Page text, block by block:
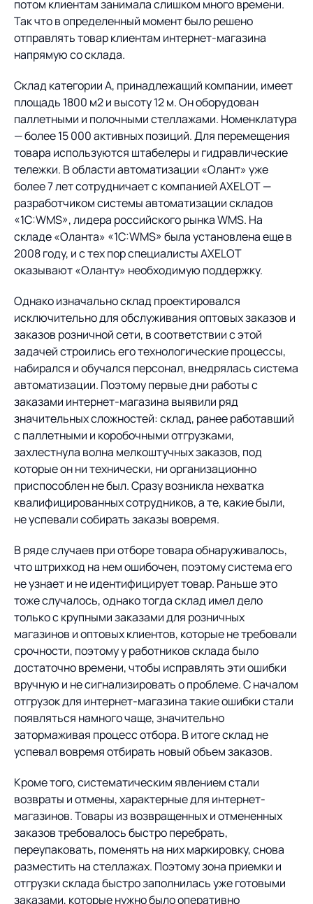
потом клиентам занимала слишком много времени.
Так что в определенный момент было решено
отправлять товар клиентам интернет-магазина
напрямую со склада.
Склад категории А, принадлежащий компании, имеет
площадь 1800 м2 и высоту 12 м. Он оборудован
паллетными и полочными стеллажами. Номенклатура
— более 15 000 активных позиций. Для перемещения
товара используются штабелеры и гидравлические
тележки. В области автоматизации «Олант» уже
более 7 лет сотрудничает с компанией AXELOT —
разработчиком системы автоматизации складов
«1С:WMS», лидера российского рынка WMS. На
складе «Оланта» «1С:WMS» была установлена еще в
2008 году, и с тех пор специалисты AXELOT
оказывают «Оланту» необходимую поддержку.
Однако изначально склад проектировался
исключительно для обслуживания оптовых заказов и
заказов розничной сети, в соответствии с этой
задачей строились его технологические процессы,
набирался и обучался персонал, внедрялась система
автоматизации. Поэтому первые дни работы с
заказами интернет-магазина выявили ряд
значительных сложностей: склад, ранее работавший
с паллетными и коробочными отгрузками,
захлестнула волна мелкоштучных заказов, под
которые он ни технически, ни организационно
приспособлен не был. Сразу возникла нехватка
квалифицированных сотрудников, а те, какие были,
не успевали собирать заказы вовремя.
В ряде случаев при отборе товара обнаруживалось,
что штрихкод на нем ошибочен, поэтому система его
не узнает и не идентифицирует товар. Раньше это
тоже случалось, однако тогда склад имел дело
только с крупными заказами для розничных
магазинов и оптовых клиентов, которые не требовали
срочности, поэтому у работников склада было
достаточно времени, чтобы исправлять эти ошибки
вручную и не сигнализировать о проблеме. С началом
отгрузок для интернет-магазина такие ошибки стали
появляться намного чаще, значительно
затормаживая процесс отбора. В итоге склад не
успевал вовремя отбирать новый объем заказов.
Кроме того, систематическим явлением стали
возвраты и отмены, характерные для интернет-
магазинов. Товары из возвращенных и отмененных
заказов требовалось быстро перебрать,
переупаковать, поменять на них маркировку, снова
разместить на стеллажах. Поэтому зона приемки и
отгрузки склада быстро заполнилась уже готовыми
заказами, которые нужно было оперативно